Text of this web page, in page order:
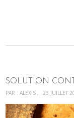
SOLUTION
PAR :ALEXIS 23 JUILLET